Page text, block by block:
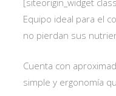
[siteorigin_widget
Equipo ideal para el
no pierdan sus
Cuenta con
simple y ergonomía